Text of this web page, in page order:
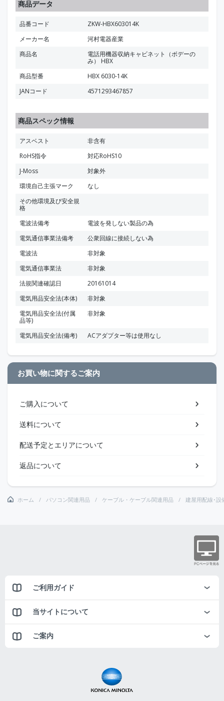
商品データ
品番コード
ZKW-HBX603014K
メーカー名
河村電器産業
商品名
電話用機器収納キャビネット（ボデーの
み） HBX
商品型番
HBX 6030-14K
JANコード
4571293467857
商品スペック情報
アスベスト
非含有
RoHS指令
対応RoHS10
J-Moss
対象外
環境自己主張マーク
なし
その他環境及び安全規
格
電波法備考
電波を発しない製品の為
電気通信事業法備考
公衆回線に接続しない為
電波法
非対象
電気通信事業法
非対象
法規関連確認日
20161014
電気用品安全法(本体)
非対象
電気用品安全法(付属
品等)
非対象
電気用品安全法(備考) ACアダプター等は使用なし
お買い物に関するご案内
ご購入について
送料について
配送予定とエリアについて
返品について
ホーム パソコン関連用品 ケーブル・ケーブル関連用品 建屋用配線･設
ご利用ガイド
当サイトについて
ご案内